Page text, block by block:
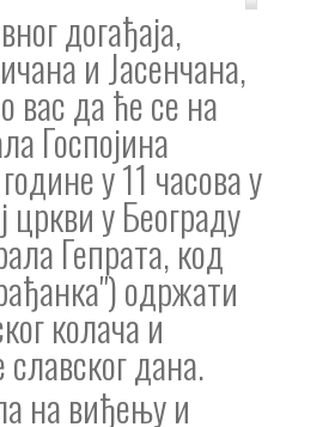
догађаја,
и Јасенчана,
вас да ће се на
Госпојина
у 11 часова у
цркви у Београду
Гепрата, код
одржати
колача и
дана.
на виђењу и